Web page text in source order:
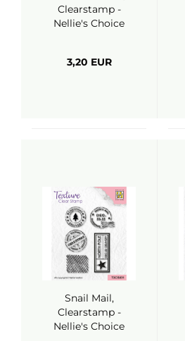
Clearstamp -
Nellie's Choice
3,20 EUR
Snail Mail,
Clearstamp -
Nellie's Choice